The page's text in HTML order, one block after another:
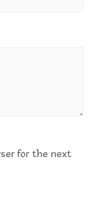
for the next